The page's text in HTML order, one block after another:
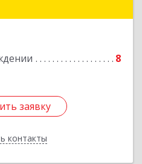
8
заявку
контакты
заявку